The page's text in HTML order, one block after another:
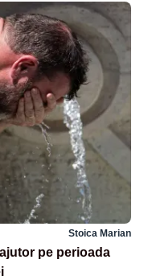
Stoica Marian
pe perioada